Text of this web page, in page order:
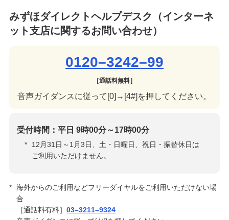
みずほダイレクトヘルプデスク （インターネ
ット支店に関するお問い合わせ）
0120–3242–99
［通話料無料］
音声ガイダンスに従って[0]→[4#]を押してください。
受付時間：平日 9時00分～17時00分
*
12月31日～1月3日、土・日曜日、祝日・振替休日は
ご利用いただけません。
* 海外からのご利用などフリーダイヤルをご利用いただけない場
合
［通話料有料］03–3211–9324